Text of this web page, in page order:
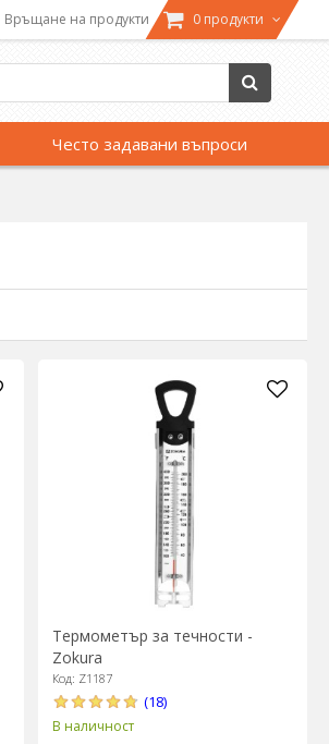
Връщане на продукти 0 продукти
Често задавани въпроси
Термометър за течности -
Zokura
Код: Z1187
(18)
В наличност